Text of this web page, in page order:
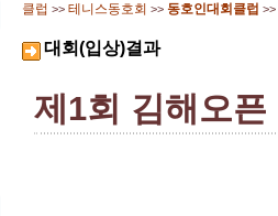
클럽 >> 테니스동호회 >> 동호인대회클럽 >>
대회(입상)결과
제1회 김해오